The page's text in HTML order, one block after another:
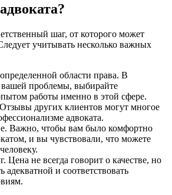
шаг, от которого может
учитывать несколько важных
области права. В
вашей проблемы, выбирайте
работы именно в этой сфере.
других клиентов могут многое
адвоката.
Важно, чтобы вам было комфортно
и вы чувствовали, что можете
Цена не всегда говорит о качестве, но
адекватной и соответствовать